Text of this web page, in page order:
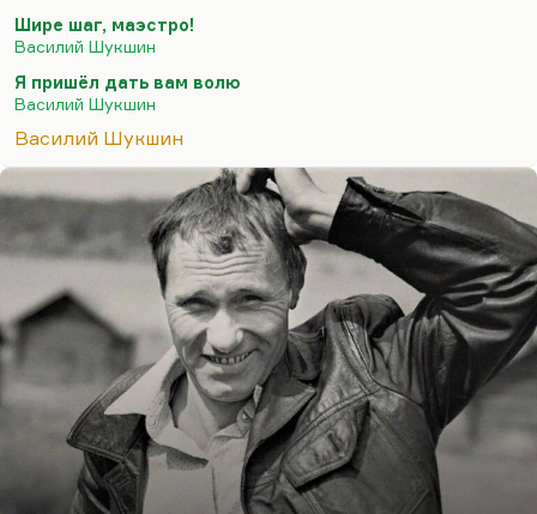
Шире шаг, маэстро!
Василий Шукшин
Я пришёл дать вам волю
Василий Шукшин
Василий Шукшин